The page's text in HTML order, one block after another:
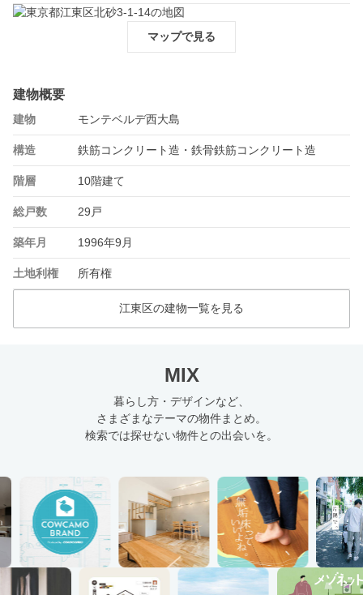
マップで見る
建物概要
建物 モンテベルデ西大島
構造 鉄筋コンクリート造・鉄骨鉄筋コンクリート造
階層 10階建て
総戸数 29戸
築年月 1996年9月
土地利権 所有権
江東区の建物一覧を見る
MIX
暮らし方・デザインなど、
さまざまなテーマの物件まとめ。
検索では探せない物件との出会いを。